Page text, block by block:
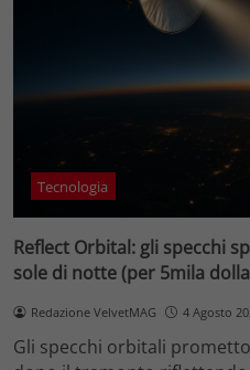
Tecnologia
Reflect Orbital: gli specchi
sole di notte (per 5mila
Redazione VelvetMAG 4 Agosto
Gli specchi orbitali